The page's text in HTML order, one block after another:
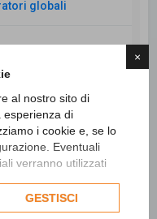
×
al nostro sito di
esperienza di
i cookie e, se lo
Eventuali
verranno utilizzati
essere utilizzati
Per ulteriori
GESTISCI
globali
CercaRicerca avanzata